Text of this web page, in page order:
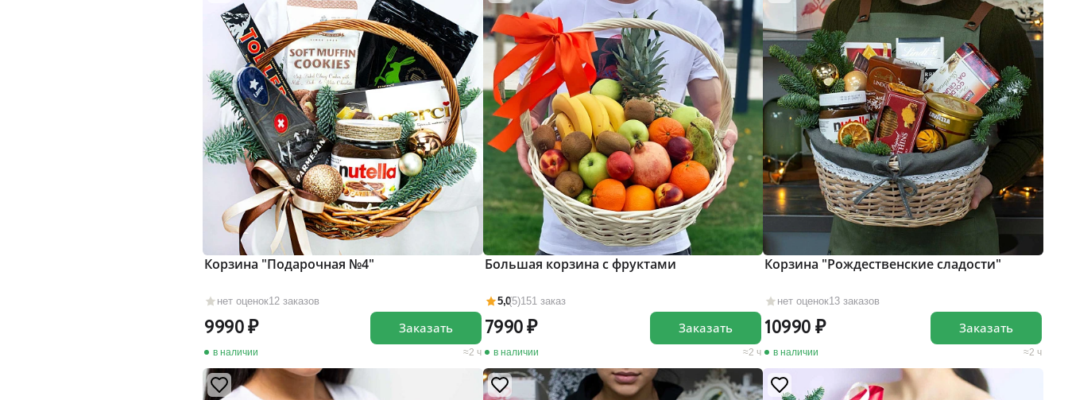
нет оценок12 заказов
Корзина "Подарочная №4"
9990
в наличии 2 ч
Заказать
5,0(5)151 заказ
Большая корзина с фруктами
7990
в наличии 2 ч
Заказать
нет оценок13 заказов
Корзина "Рождественские сладости"
10990
в наличии 2 ч
Заказать